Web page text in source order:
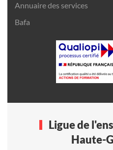
Annuaire des services
Bafa
Ligue de
Haute-